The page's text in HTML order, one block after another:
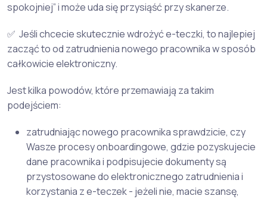
spokojniej” i może uda się przysiąść przy skanerze.
✅ Jeśli chcecie skutecznie wdrożyć e-teczki, to najlepiej
zacząć to od zatrudnienia nowego pracownika w sposób
całkowicie elektroniczny.
Jest kilka powodów, które przemawiają za takim
podejściem:
zatrudniając nowego pracownika sprawdzicie, czy
Wasze procesy onboardingowe, gdzie pozyskujecie
dane pracownika i podpisujecie dokumenty są
przystosowane do elektronicznego zatrudnienia i
korzystania z e-teczek - jeżeli nie, macie szansę,